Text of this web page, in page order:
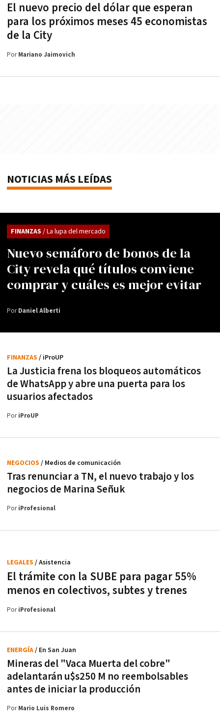
El nuevo precio del dólar que esperan
para los próximos meses 45 economistas
de la City
PorMariano Jaimovich
NOTICIAS MÁS LEÍDAS
Nuevo semáforo de bonos de la
City revela qué títulos conviene
comprar y cuáles es mejor evitar
FINANZAS / La lupa del mercado
PorDaniel Alberti
La Justicia frena los bloqueos automáticos
de WhatsApp y abre una puerta para los
usuarios afectados
FINANZAS / iProUP
PoriProUP
Tras renunciar a TN, el nuevo trabajo y los
negocios de Marina Señuk
NEGOCIOS / Medios de comunicación
PoriProfesional
El trámite con la SUBE para pagar 55%
menos en colectivos, subtes y trenes
LEGALES / Asistencia
PoriProfesional
Mineras del "Vaca Muerta del cobre"
adelantarán u$s250 M no reembolsables
antes de iniciar la producción
ENERGÍA/ En San Juan
PorMario Luis Romero